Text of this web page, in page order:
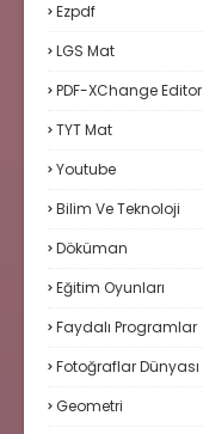
Ezpdf
LGS Mat
PDF-XChange Editor
TYT Mat
Youtube
Bilim Ve Teknoloji
Döküman
Eğitim Oyunları
Faydalı Programlar
Fotoğraflar Dünyası
Geometri